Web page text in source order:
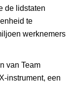
de lidstaten
te
werknemers
van Team
instrument, een